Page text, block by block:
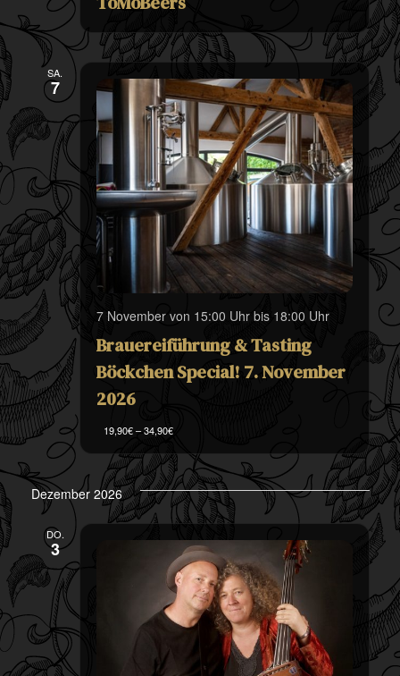
SA.
7
Brauereiführung & Tasting
Böckchen Special! 7. November
2026
7 November von 15:00 Uhrbis 18:00 Uhr
19,90€ – 34,90€
Dezember 2026
DO.
3